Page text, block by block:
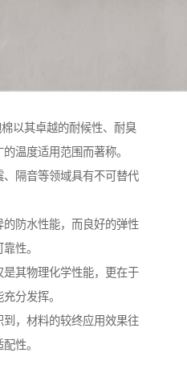
以其卓越的耐候性、耐臭
温度适用范围而著称。
隔音等领域具有不可替代
防水性能，而良好的弹性
性。
其物理化学性能，更在于
分发挥。
，材料的较终应用效果往
性。